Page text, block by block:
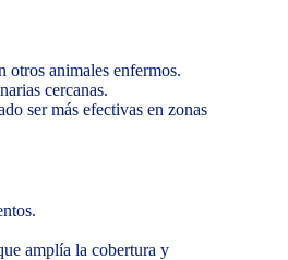
otros animales enfermos.
cercanas.
ser más efectivas en zonas
amplía la cobertura y